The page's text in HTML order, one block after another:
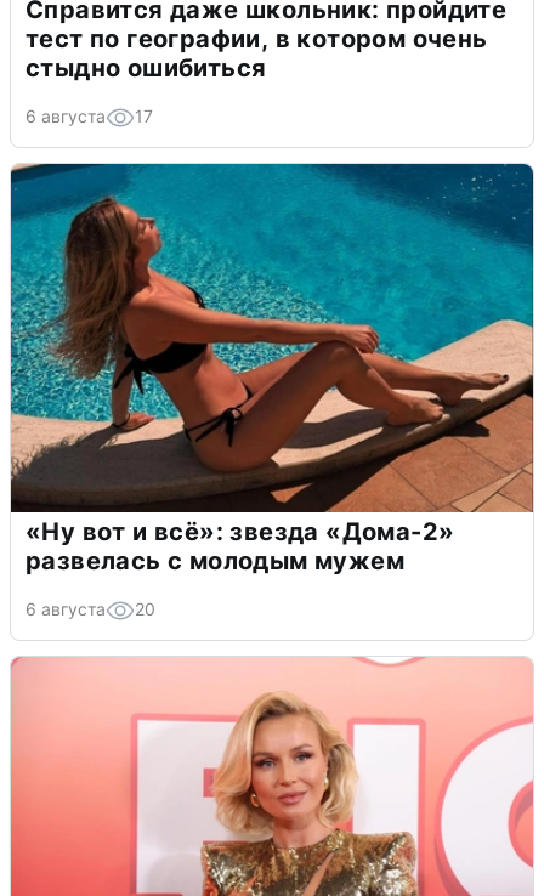
Справится даже школьник: пройдите
тест по географии, в котором очень
стыдно ошибиться
6 августа 17
«Ну вот и всё»: звезда «Дома-2»
развелась с молодым мужем
6 августа 20